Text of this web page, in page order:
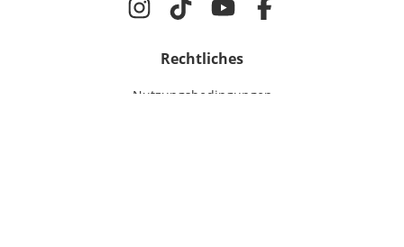
Rechtliches
Nutzungsbedingungen